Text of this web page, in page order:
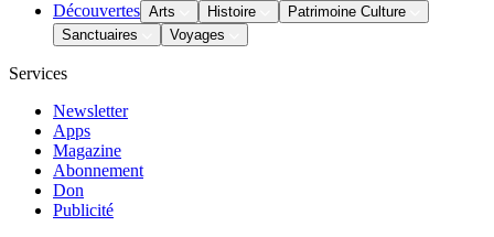
Découvertes Arts Histoire
Patrimoine Culture
Sanctuaires
Voyages
Services
Newsletter
Apps
Magazine
Abonnement
Don
Publicité